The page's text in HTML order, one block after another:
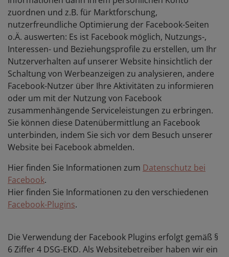
zuordnen und z.B. für Marktforschung,
nutzerfreundliche Optimierung der Facebook-Seiten
o.Ä. auswerten: Es ist Facebook möglich, Nutzungs-,
Interessen- und Beziehungsprofile zu erstellen, um Ihr
Nutzerverhalten auf unserer Website hinsichtlich der
Schaltung von Werbeanzeigen zu analysieren, andere
Facebook-Nutzer über Ihre Aktivitäten zu informieren
oder um mit der Nutzung von Facebook
zusammenhängende Serviceleistungen zu erbringen.
Sie können diese Datenübermittlung an Facebook
unterbinden, indem Sie sich vor dem Besuch unserer
Website bei Facebook abmelden.
Hier finden Sie Informationen zum Datenschutz bei
Facebook.
Hier finden Sie Informationen zu den verschiedenen
Facebook-Plugins.
Die Verwendung der Facebook Plugins erfolgt gemäß §
6 Ziffer 4 DSG-EKD. Als Websitebetreiber haben wir ein